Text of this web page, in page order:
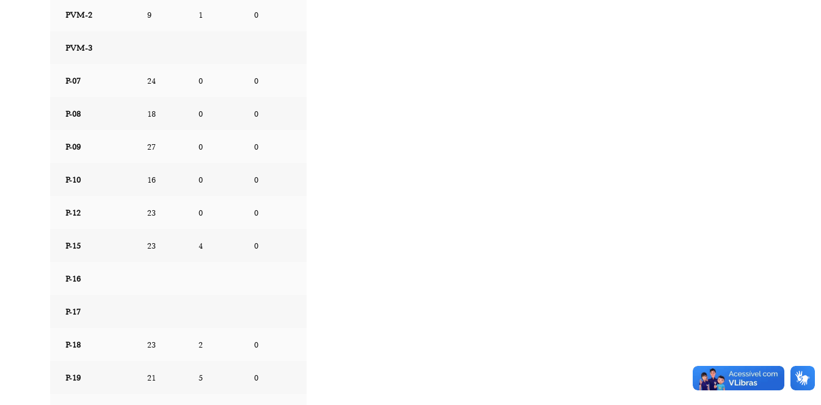
PVM-2 9 1 0
PVM-3
P-07 24 0 0
P-08 18 0 0
P-09 27 0 0
P-10 16 0 0
P-12 23 0 0
P-15 23 4 0
P-16
P-17
P-18 23 2 0
P-19 21 5 0